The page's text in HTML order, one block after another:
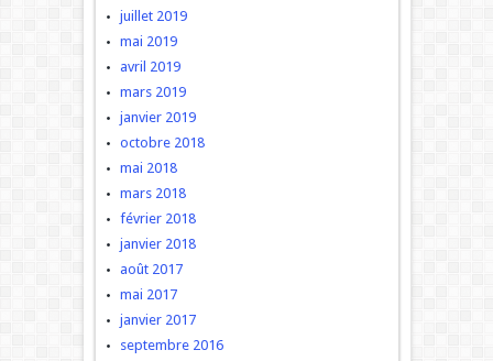
juillet 2019
mai 2019
avril 2019
mars 2019
janvier 2019
octobre 2018
mai 2018
mars 2018
février 2018
janvier 2018
août 2017
mai 2017
janvier 2017
septembre 2016